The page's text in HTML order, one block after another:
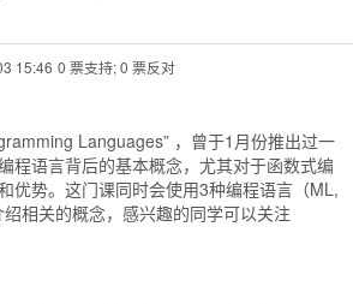
15:46 0 票支持; 0 票反对
Languages” ，曾于1月份推出过一
程语言背后的基本概念，尤其对于函数式编
优势。这门课同时会使用3种编程语言（ML,
相关的概念，感兴趣的同学可以关注